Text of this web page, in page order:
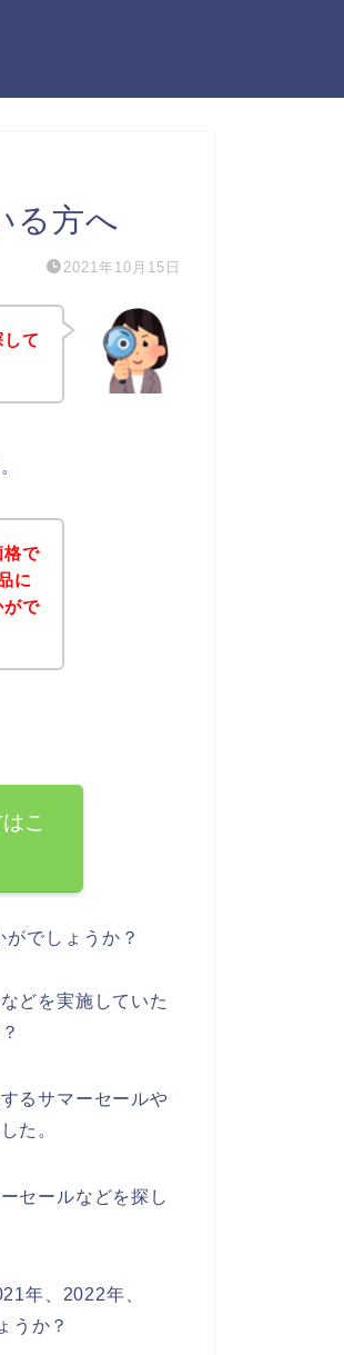
る方へ
2021年10月15日
て
格で
に
がで
こ
でしょうか？
どを実施していた
るサマーセールや
た。
セールなどを探し
年、2022年、
うか？